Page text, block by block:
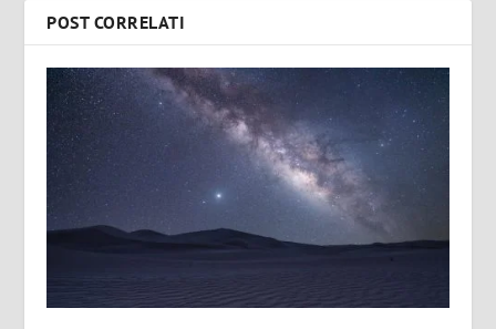
POST CORRELATI